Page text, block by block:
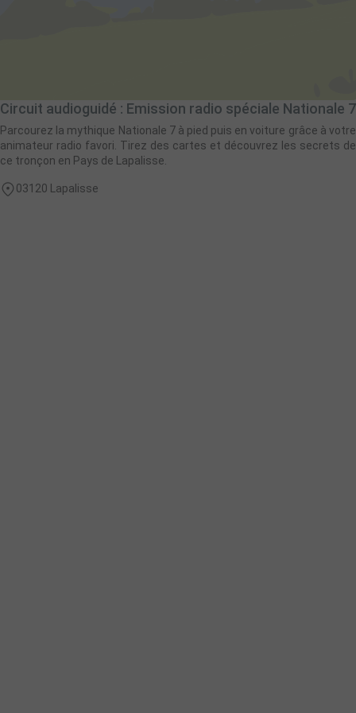
Circuit audioguidé : Emission radio spéciale Nationale 7
Parcourez la mythique Nationale 7 à pied puis en voiture grâce à votre
animateur radio favori. Tirez des cartes et découvrez les secrets de
ce tronçon en Pays de Lapalisse.
03120 Lapalisse